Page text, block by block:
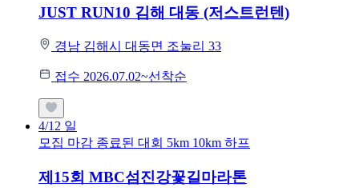
JUST RUN10 김해 대동 (저스트런텐)
경남 김해시 대동면 조눌리 33
접수 2026.07.02~선착순
4/12 일
모집 마감 종료된 대회 5km 10km 하프
제15회 MBC섬진강꽃길마라톤